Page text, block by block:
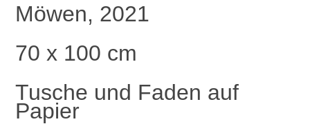
Möwen, 2021
70 x 100 cm
Tusche und Faden auf
Papier